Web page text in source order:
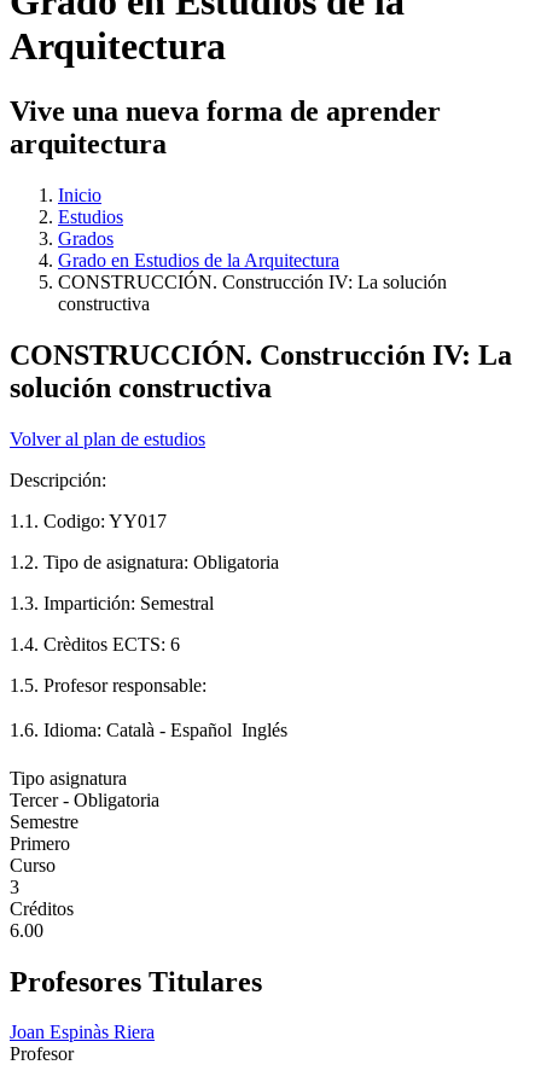
Arquitectura
Vive una nueva forma de aprender
arquitectura
Inicio
Estudios
Grados
Grado en Estudios de la Arquitectura
CONSTRUCCIÓN. Construcción IV: La solución
constructiva
CONSTRUCCIÓN. Construcción IV: La
solución constructiva
Volver al plan de estudios
Descripción:
1.1. Codigo: YY017
1.2. Tipo de asignatura: Obligatoria
1.3. Impartición: Semestral
1.4. Crèditos ECTS: 6
1.5. Profesor responsable:
1.6. Idioma: Català - Español  Inglés
Tipo asignatura
Tercer - Obligatoria
Semestre
Primero
Curso
3
Créditos
6.00
Profesores Titulares
Joan Espinàs Riera
Profesor